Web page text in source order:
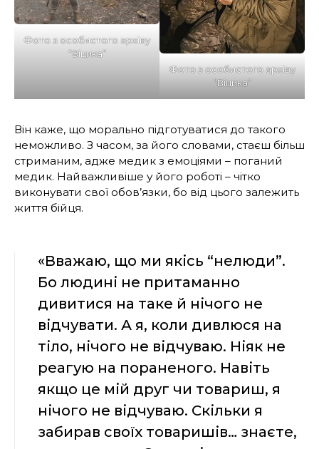
Фото з особистого архіву
“Віцика”
Фото з особистого архіву
“Віцика”
Він каже, що морально підготуватися до такого
неможливо. З часом, за його словами, стаєш більш
стриманим, адже медик з емоціями – поганий
медик. Найважливіше у його роботі – чітко
виконувати свої обов’язки, бо від цього залежить
життя бійця.
«Вважаю, що ми якісь “нелюди”.
Бо людині не притаманно
дивитися на таке й нічого не
відчувати. А я, коли дивлюся на
тіло, нічого не відчуваю. Ніяк не
реагую на пораненого. Навіть
якщо це мій друг чи товариш, я
нічого не відчуваю. Скільки я
забирав своїх товаришів… знаєте,